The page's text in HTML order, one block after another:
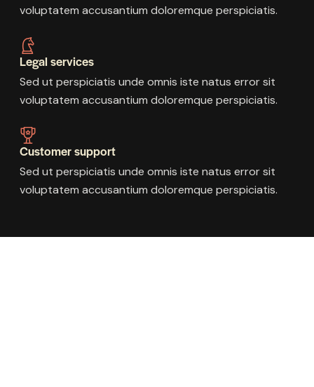
voluptatem accusantium doloremque perspiciatis.
Legal services
Sed ut perspiciatis unde omnis iste natus error sit
voluptatem accusantium doloremque perspiciatis.
Customer support
Sed ut perspiciatis unde omnis iste natus error sit
voluptatem accusantium doloremque perspiciatis.